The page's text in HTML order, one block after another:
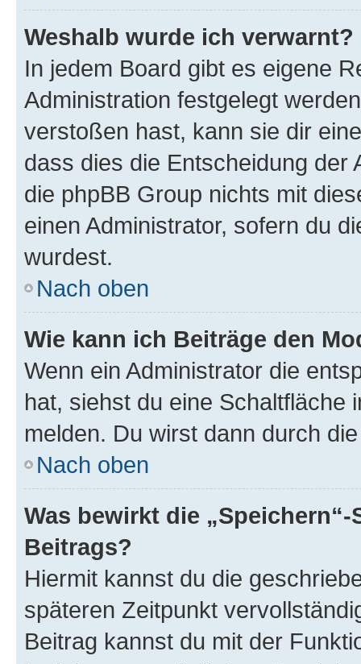
Weshalb wurde ich verwarnt?
In jedem Board gibt es eigene
Administration festgelegt
verstoßen hast, kann sie dir
dass dies die Entscheidung der
die phpBB Group nichts mit
einen Administrator, sofern du
wurdest.
Nach oben
Wie kann ich Beiträge den
Wenn ein Administrator die
hat, siehst du eine Schaltfläche
melden. Du wirst dann durch
Nach oben
Was bewirkt die
Beitrags?
Hiermit kannst du die
späteren Zeitpunkt
Beitrag kannst du mit der